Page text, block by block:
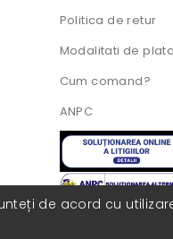
Politica de retur
Modalitati de plata
Cum comand?
ANPC
de acord cu